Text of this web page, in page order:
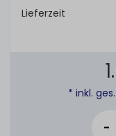
Lieferzeit
* inkl.
-